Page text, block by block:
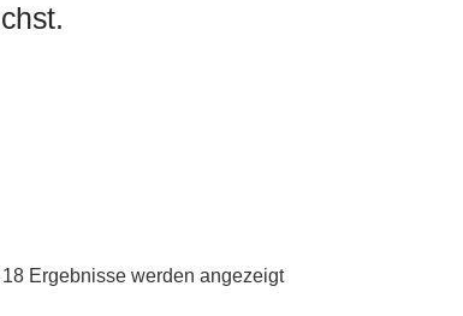
Ergebnisse werden angezeigt